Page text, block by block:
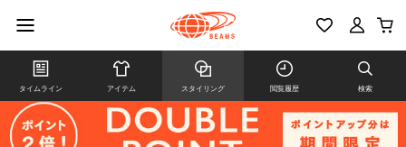
タイムライン アイテム スタイリング 閲覧履歴 検索